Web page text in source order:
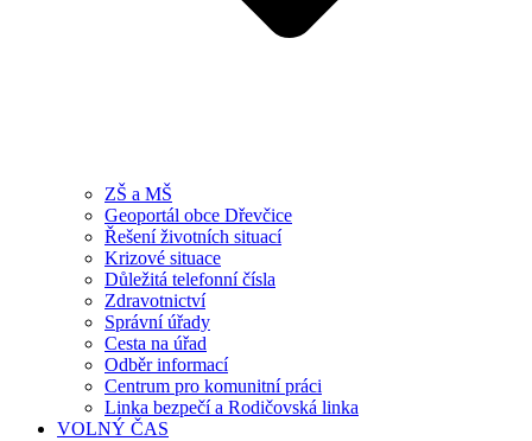
ZŠ a MŠ
Geoportál obce Dřevčice
Řešení životních situací
Krizové situace
Důležitá telefonní čísla
Zdravotnictví
Správní úřady
Cesta na úřad
Odběr informací
Centrum pro komunitní práci
Linka bezpečí a Rodičovská linka
VOLNÝ ČAS